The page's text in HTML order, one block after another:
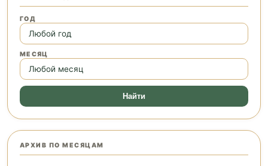
ГОД
МЕСЯЦ
Найти
АРХИВ ПО МЕСЯЦАМ